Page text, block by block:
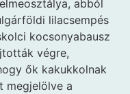
abból
lilacsempés
kocsonyabausz
végre,
ők kakukkolnak
megjelölve a